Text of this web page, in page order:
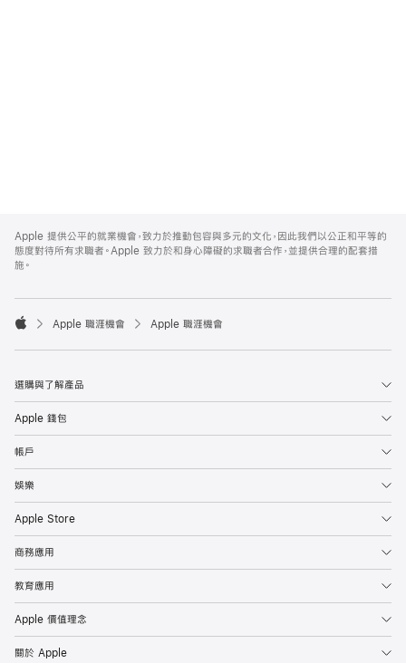
Footer
Apple 提供公平的就業機會，致力於推動包容與多元的文化，因此我們以公正和平等的
態度對待所有求職者。Apple 致力於和身心障礙的求職者合作，並提供合理的配套措
施。

Apple 職涯機會 Apple 職涯機會
選購與了解產品
Apple 錢包
帳戶
娛樂
Apple Store
商務應用
教育應用
Apple 價值理念
關於 Apple